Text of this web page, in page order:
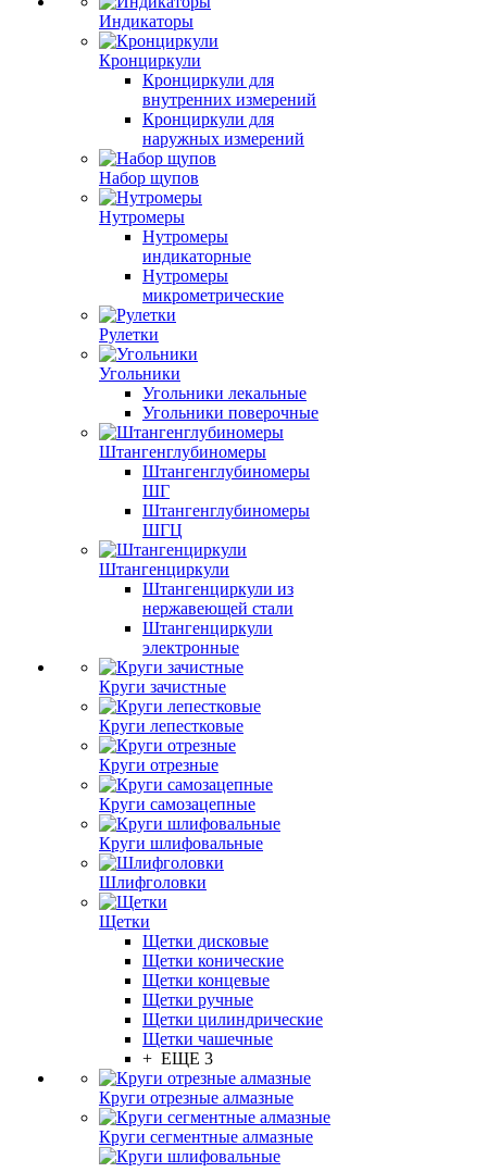
Индикаторы
Кронциркули
Кронциркули для
внутренних измерений
Кронциркули для
наружных измерений
Набор щупов
Нутромеры
Нутромеры
индикаторные
Нутромеры
микрометрические
Рулетки
Угольники
Угольники лекальные
Угольники поверочные
Штангенглубиномеры
Штангенглубиномеры
ШГ
Штангенглубиномеры
ШГЦ
Штангенциркули
Штангенциркули из
нержавеющей стали
Штангенциркули
электронные
Круги зачистные
Круги лепестковые
Круги отрезные
Круги самозацепные
Круги шлифовальные
Шлифголовки
Щетки
Щетки дисковые
Щетки конические
Щетки концевые
Щетки ручные
Щетки цилиндрические
Щетки чашечные
+ ЕЩЕ 3
Круги отрезные алмазные
Круги сегментные алмазные